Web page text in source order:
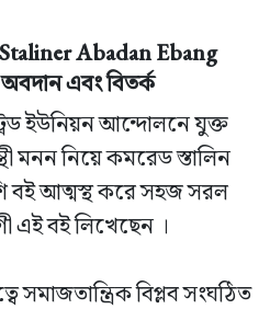
Abadan Ebang
এবং বিতর্ক
ইউনিয়ন আন্দোলনে যুক্ত
মনন নিয়ে কমরেড স্তালিন
বই আত্মস্থ করে সহজ সরল
এই বই লিখেছেন ।
সমাজতান্ত্রিক বিপ্লব সংঘঠিত